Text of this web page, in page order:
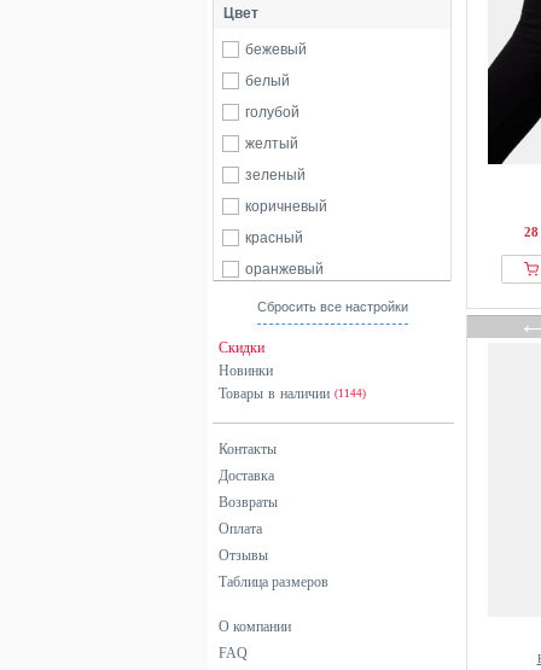
Цвет
бежевый
белый
голубой
желтый
зеленый
коричневый
красный
оранжевый
розовый
фиолетовый
черный
Сбросить все настройки
Скидки
Новинки
Товары в наличии (1144)
Контакты
Доставка
Возвраты
Оплата
Отзывы
Таблица размеров
О компании
FAQ
28